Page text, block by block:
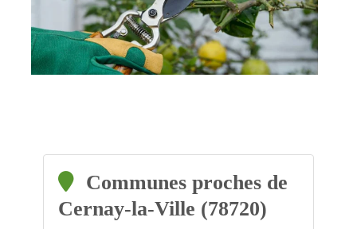
Communes proches de
Cernay-la-Ville (78720)